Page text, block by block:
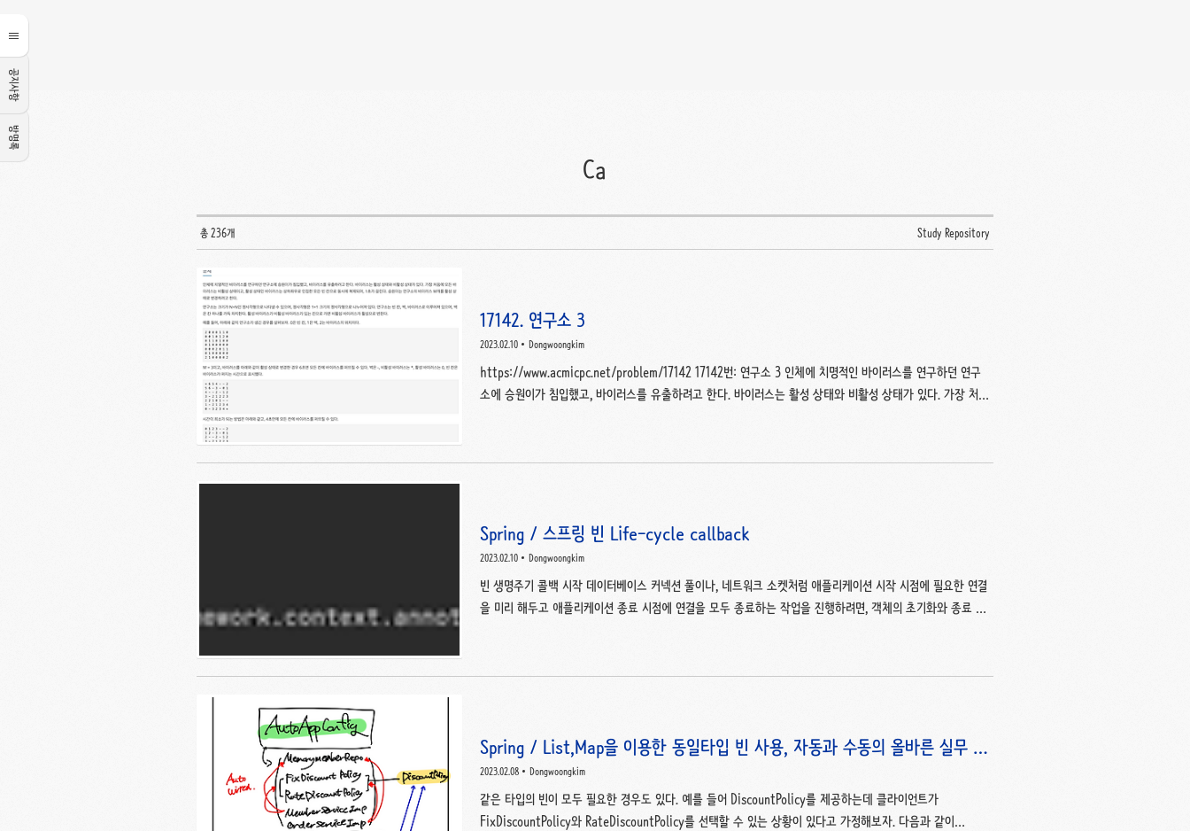
공지사항
방명록
Ca
총 236개 Study Repository
17142. 연구소 3
2023.02.10 Dongwoongkim
https://www.acmicpc.net/problem/17142 17142번: 연구소 3 인체에 치명적인 바이러스를 연구하던 연구
소에 승원이가 침입했고, 바이러스를 유출하려고 한다. 바이러스는 활성 상태와 비활성 상태가 있다. 가장 처음
3. 활성화 바이러스를 선택하는 경우의 수는 최대 10개중에서 5개 고르는 경우로 10C5 = 252가지 경우가 존
Spring / 스프링 빈 Life-cycle callback
2023.02.10 Dongwoongkim
빈 생명주기 콜백 시작 데이터베이스 커넥션 풀이나, 네트워크 소켓처럼 애플리케이션 시작 시점에 필요한 연결
을 미리 해두고 애플리케이션 종료 시점에 연결을 모두 종료하는 작업을 진행하려면, 객체의 초기화와 종료 작
연결을 맺어두어야 하고, 애플리케이션이 종료되면 disconnect()를 호출해서 연결을 끊어야 한다. package
Spring / List,Map을 이용한 동일타입 빈 사용, 자동과 수동의 올바른 실무 운
영 기준
2023.02.08 Dongwoongkim
같은 타입의 빈이 모두 필요한 경우도 있다. 예를 들어 DiscountPolicy를 제공하는데 클라이언트가
FixDiscountPolicy와 RateDiscountPolicy를 선택할 수 있는 상황이 있다고 가정해보자. 다음과 같이